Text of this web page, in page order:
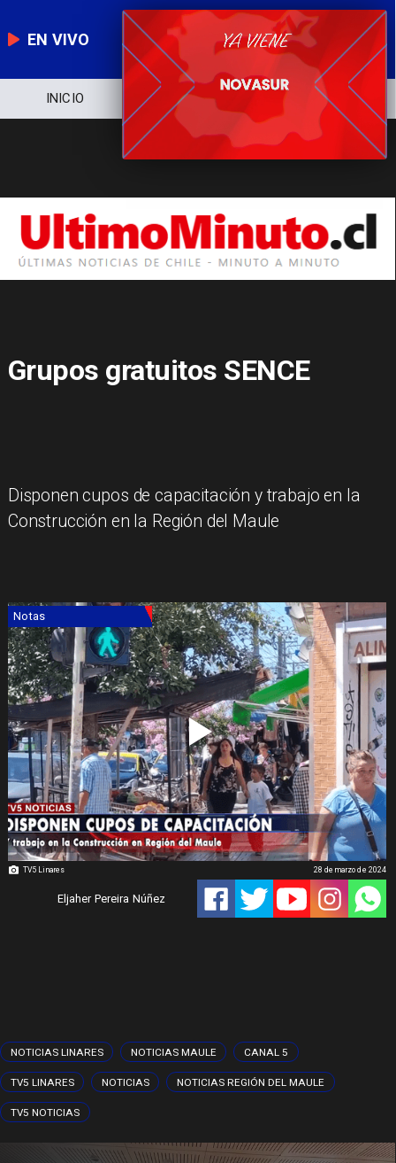
EN VIVO
NOTICIERO POLÍTICA ECONOMÍA
Grupos gratuitos SENCE
​Disponen cupos de capacitación y trabajo en la
Construcción en la Región del Maule
TV5 Linares
Notas
Eljaher Pereira Núñez
28 de marzo de 2024
NOTICIAS LINARES NOTICIAS MAULE CANAL 5
TV5 LINARES NOTICIAS NOTICIAS REGIÓN DEL MAULE
TV5 NOTICIAS